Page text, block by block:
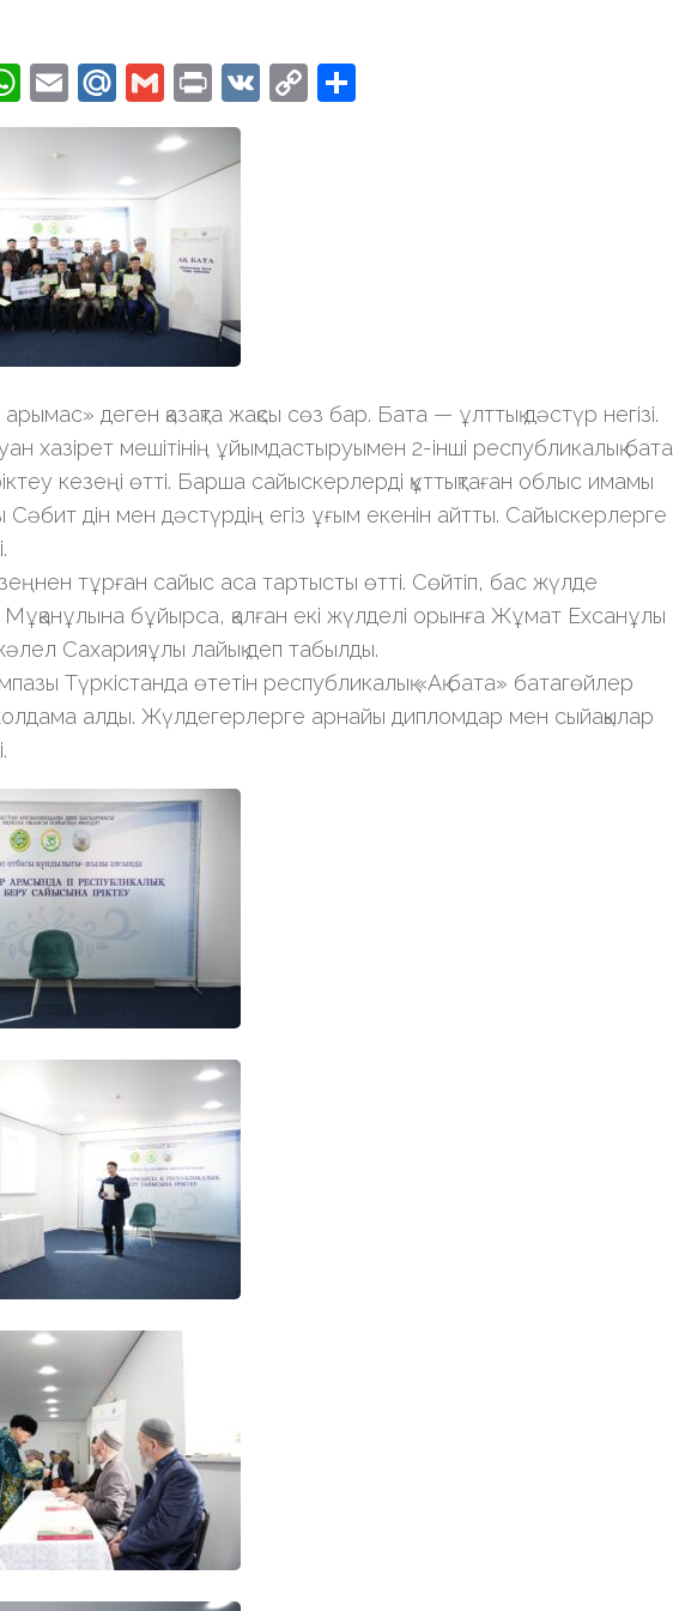
WhatsApp
EmailMail.Ru
Gmail
PrintVK Copy
деген қазақта жақсы сөз бар. Бата — ұлттық дәстүр негізі.
хазірет мешітінің ұйымдастыруымен 2-інші республикалық бата
кезеңі өтті. Барша сайыскерлерді құттықтаған облыс имамы
Сәбит дін мен дәстүрдің егіз ұғым екенін айтты. Сайыскерлерге
тұрған сайыс аса тартысты өтті. Сөйтіп, бас жүлде
бұйырса, қалған екі жүлделі орынға Жұмат Ехсанұлы
Сахарияұлы лайық деп табылды.
Түркістанда өтетін республикалық «Ақ бата» батагөйлер
алды. Жүлдегерлерге арнайы дипломдар мен сыйақылар